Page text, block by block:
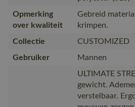
Opmerking
over kwaliteit
Gebreid
krimpen.
Collectie
CUSTOMIZED
Gebruiker
Mannen
ULTIMATE
gewicht.
verstelbaar.